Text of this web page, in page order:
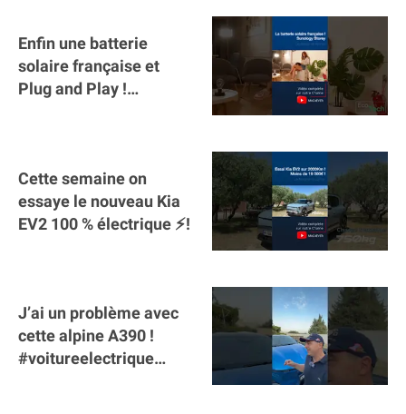
Enfin une batterie
solaire française et
Plug and Play !
Cette semaine on
essaye le nouveau Kia
EV2 100 % électrique ⚡️!
J’ai un problème avec
cette alpine A390 !
#voitureelectrique